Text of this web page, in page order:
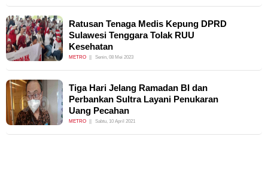
Ratusan Tenaga Medis Kepung DPRD
Sulawesi Tenggara Tolak RUU
Kesehatan
METRO Senin, 08 Mei 2023
Tiga Hari Jelang Ramadan BI dan
Perbankan Sultra Layani Penukaran
Uang Pecahan
METRO Sabtu, 10 April 2021